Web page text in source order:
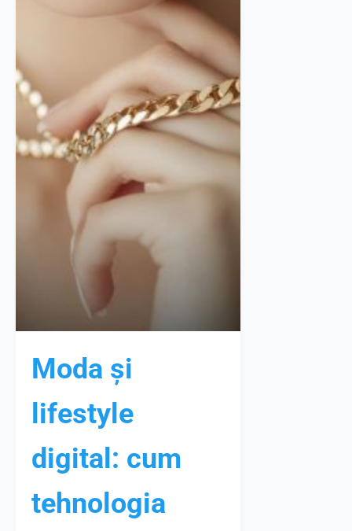
Moda și
lifestyle
digital: cum
tehnologia